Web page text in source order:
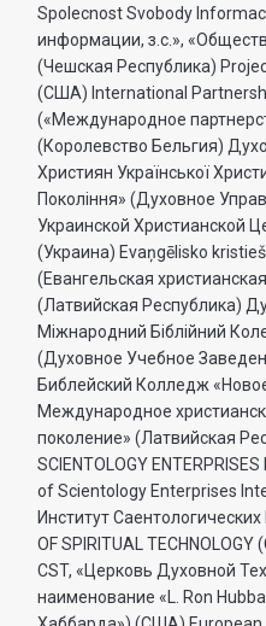
Spolecnost Svobody
информации, з.с.»,
(Чешская Республика)
(США) International
(«Международное
(Королевство Бельгия)
Християн Української
Поколiння» (Духовное
Украинской Христианской
(Украина) Evaņgēlisko
(Евангельская
(Латвийская Республика)
Міжнародний Біблійний
(Духовное Учебное
Библейский Колледж
Международное
поколение» (Латвийская
SCIENTOLOGY
of Scientology Enterprises
Институт
OF SPIRITUAL
CST, «Церковь Духовной
наименование «L. Ron